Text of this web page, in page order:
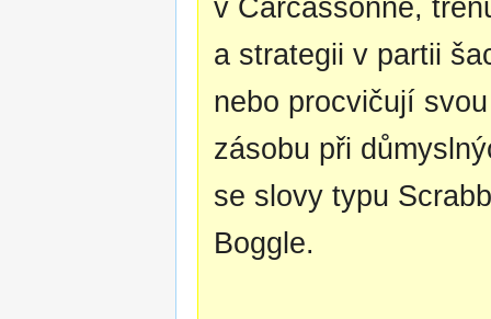
a strategii v partii
nebo procvičují
zásobu při
se slovy typu
Boggle.